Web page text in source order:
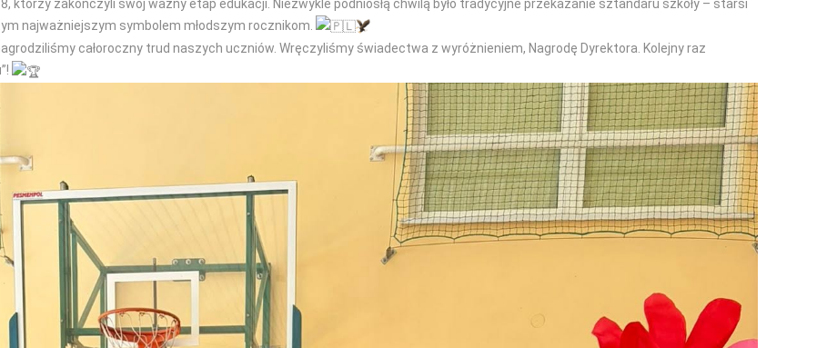
którzy zakończyli swój ważny etap edukacji. Niezwykle podniosłą chwilą było tradycyjne przekazanie sztandaru szkoły – starsi
najważniejszym symbolem młodszym rocznikom.
całoroczny trud naszych uczniów. Wręczyliśmy świadectwa z wyróżnieniem, Nagrodę Dyrektora. Kolejny raz